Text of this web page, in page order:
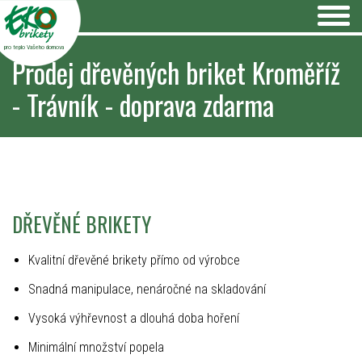
pro teplo Vašeho domova
Prodej dřevěných briket Kroměříž
- Trávník - doprava zdarma
DŘEVĚNÉ BRIKETY
Kvalitní dřevěné brikety přímo od výrobce
Snadná manipulace, nenáročné na skladování
Vysoká výhřevnost a dlouhá doba hoření
Minimální množství popela